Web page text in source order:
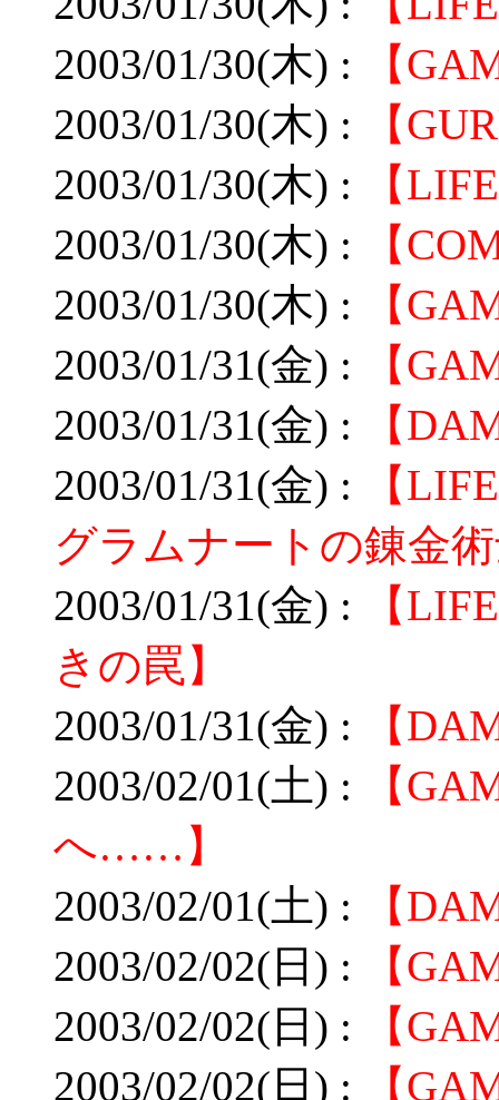
2003/01/30(木) :
【
2003/01/30(木) :
【
2003/01/30(木) :
【
2003/01/30(木) :
【
2003/01/30(木) :
【
2003/01/31(金) :
【
2003/01/31(金) :
【
2003/01/31(金) :
【
グラムナートの錬金
2003/01/31(金) :
【
きの罠】
2003/01/31(金) :
【
2003/02/01(土) :
【
へ……】
2003/02/01(土) :
【
2003/02/02(日) :
【
2003/02/02(日) :
【
2003/02/02(日) :
【